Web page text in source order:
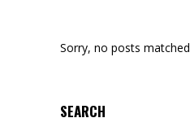
Sorry, no posts
Search